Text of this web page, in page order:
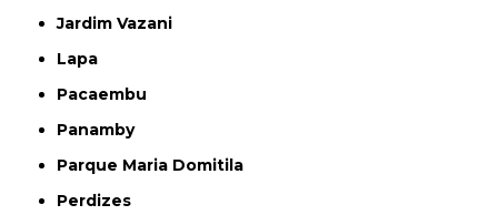
Jardim Vazani
Lapa
Pacaembu
Panamby
Parque Maria Domitila
Perdizes